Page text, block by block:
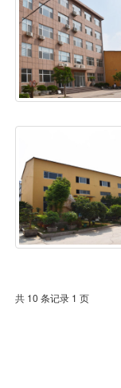
共 10 条记录 1 页